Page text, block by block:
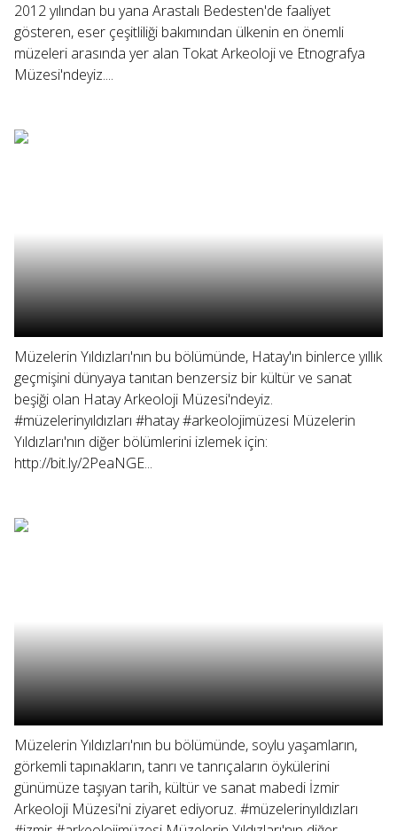
2012 yılından bu yana Arastalı Bedesten'de faaliyet
gösteren, eser çeşitliliği bakımından ülkenin en önemli
müzeleri arasında yer alan Tokat Arkeoloji ve Etnografya
Müzesi'ndeyiz....
Müzelerin Yıldızları'nın bu bölümünde, Hatay'ın binlerce yıllık
geçmişini dünyaya tanıtan benzersiz bir kültür ve sanat
beşiği olan Hatay Arkeoloji Müzesi'ndeyiz.
#müzelerinyıldızları #hatay #arkeolojimüzesi Müzelerin
Yıldızları'nın diğer bölümlerini izlemek için:
http://bit.ly/2PeaNGE...
Müzelerin Yıldızları'nın bu bölümünde, soylu yaşamların,
görkemli tapınakların, tanrı ve tanrıçaların öykülerini
günümüze taşıyan tarih, kültür ve sanat mabedi İzmir
Arkeoloji Müzesi'ni ziyaret ediyoruz. #müzelerinyıldızları